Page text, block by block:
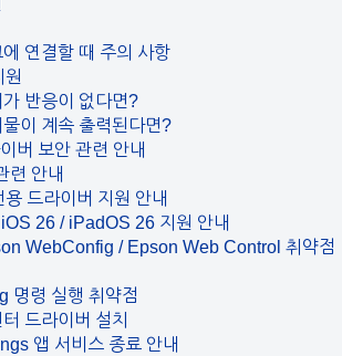
연결할 때 주의 사항
반응이 없다면?
이 계속 출력된다면?
버 보안 관련 안내
련 안내
드라이버 지원 안내
26 / iPadOS 26 지원 안내
WebConfig / Epson Web Control 취약점
명령 실행 취약점
드라이버 설치
앱 서비스 종료 안내